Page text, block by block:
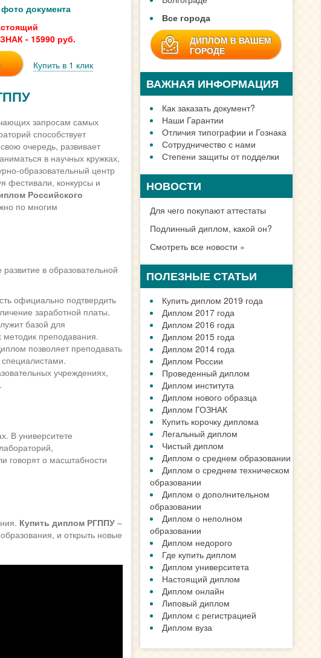
документа
- 15990 руб.
Купить в 1 клик
запросам самых
способствует
очередь, развивает
в научных кружках,
образовательный центр
фестивали, конкурсы и
Российского
по многим
в образовательной
официально подтвердить
заработной платы.
базой для
методик преподавания.
позволяет преподавать
учреждениях,
В университете
говорят о масштабности
Купить диплом РГППУ–
и открыть новые
Все города
ДИПЛОМ В ВАШЕМ
ГОРОДЕ
ВАЖНАЯ ИНФОРМАЦИЯ
Как заказать документ?
Наши Гарантии
Отличия типографии и Гознака
Сотрудничество с нами
Степени защиты от подделки
НОВОСТИ
Для чего покупают аттестаты
Подлинный диплом, какой он?
Смотреть все новости »
ПОЛЕЗНЫЕ СТАТЬИ
Купить диплом 2019 года
Диплом 2017 года
Диплом 2016 года
Диплом 2015 года
Диплом 2014 года
Диплом России
Проведенный диплом
Диплом института
Диплом нового образца
Диплом ГОЗНАК
Купить корочку диплома
Легальный диплом
Чистый диплом
Диплом о среднем образовании
Диплом о среднем техническом
образовании
Диплом о дополнительном
образовании
Диплом о неполном
образовании
Диплом недорого
Где купить диплом
Диплом университета
Настоящий диплом
Диплом онлайн
Липовый диплом
Диплом с регистрацией
Диплом вуза